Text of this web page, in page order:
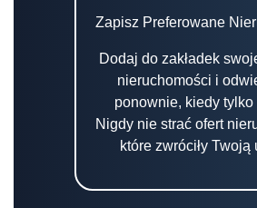
Zapisz Preferowane
Dodaj do zakładek
nieruchomości i
ponownie, kiedy tylko
Nigdy nie strać ofert
które zwróciły Twoją